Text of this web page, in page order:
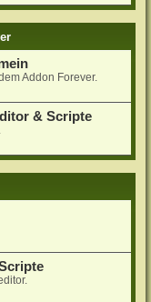
Addon Forever.
& Scripte